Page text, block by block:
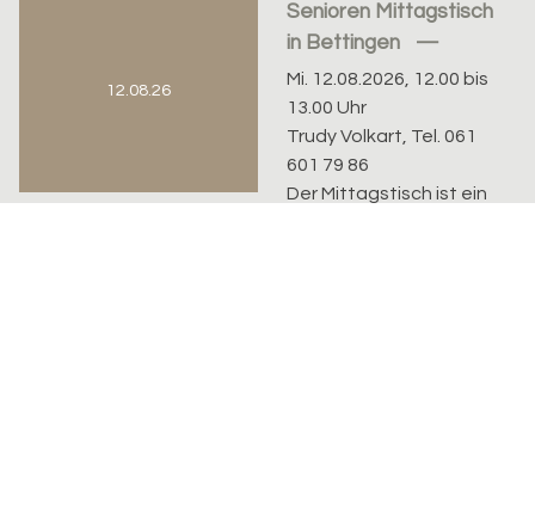
12.08.26
Senioren Mittagstisch
in Bettingen
Mi. 12.08.2026, 12.00 bis
13.00 Uhr
Trudy Volkart, Tel. 061
601 79 86
Der Mittagstisch ist ein